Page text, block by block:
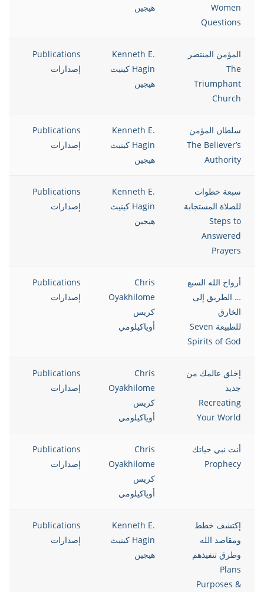
Women
Questions
هيجين
المؤمن المنتصر
The
Triumphant
Church
Kenneth E.
Hagin كينيث
هيجين
Publications
إصدارات
سلطان المؤمن
The Believer’s
Authority
Kenneth E.
Hagin كينيث
هيجين
Publications
إصدارات
سبعة خطوات
للصلاة المستجابة
Steps to
Answered
Prayers
Kenneth E.
Hagin كينيث
هيجين
Publications
إصدارات
أرواح الله السبع
… الطريق إلى
الخارق
للطبيعة Seven
Spirits of God
Chris
Oyakhilome
كريس
أوياكيلومي
Publications
إصدارات
إخلق عالمك من
جديد
Recreating
Your World
Chris
Oyakhilome
كريس
أوياكيلومي
Publications
إصدارات
أنت نبي حياتك
Prophecy
Chris
Oyakhilome
كريس
أوياكيلومي
Publications
إصدارات
إكتشف خطط
ومقاصد الله
وطرق تنفيذهم
Plans
Purposes &
Kenneth E.
Hagin كينيث
هيجين
Publications
إصدارات